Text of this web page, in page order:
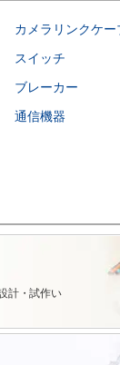
カメラリンクケー
スイッチ
ブレーカー
通信機器
計・試作い